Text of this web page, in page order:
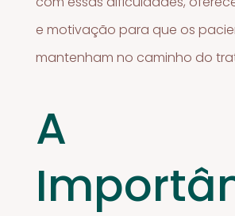
e motivação para que os
mantenham no caminho do
A